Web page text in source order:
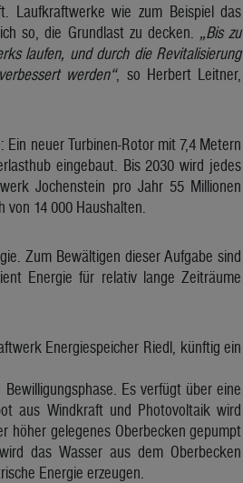
Laufkraftwerke wie zum Beispiel das
so, die Grundlast zu decken. „Bis zu
laufen, und durch die Revitalisierung
werden“, so Herbert Leitner,
neuer Turbinen-Rotor mit 7,4 Metern
eingebaut. Bis 2030 wird jedes
Jochenstein pro Jahr 55 Millionen
14 000 Haushalten.
Zum Bewältigen dieser Aufgabe sind
Energie für relativ lange Zeiträume
Energiespeicher Riedl, künftig ein
Es verfügt über eine
aus Windkraft und Photovoltaik wird
höher gelegenes Oberbecken gepumpt
das Wasser aus dem Oberbecken
Energie erzeugen.